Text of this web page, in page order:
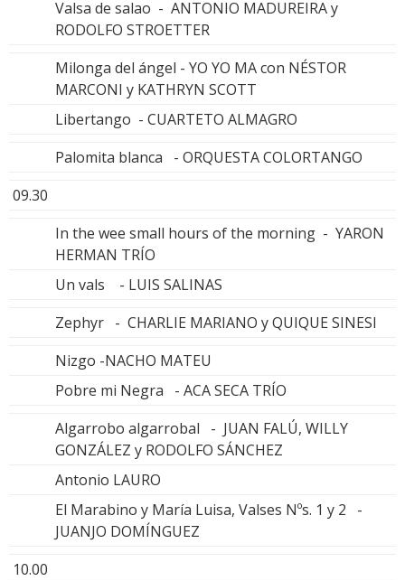
Valsa de salao - ANTONIO MADUREIRA y
RODOLFO STROETTER
Milonga del ángel - YO YO MA con NÉSTOR
MARCONI y KATHRYN SCOTT
Libertango - CUARTETO ALMAGRO
Palomita blanca - ORQUESTA COLORTANGO
09.30
In the wee small hours of the morning - YARON
HERMAN TRÍO
Un vals - LUIS SALINAS
Zephyr - CHARLIE MARIANO y QUIQUE SINESI
Nizgo -NACHO MATEU
Pobre mi Negra - ACA SECA TRÍO
Algarrobo algarrobal - JUAN FALÚ, WILLY
GONZÁLEZ y RODOLFO SÁNCHEZ
Antonio LAURO
El Marabino y María Luisa, Valses Nºs. 1 y 2 -
JUANJO DOMÍNGUEZ
10.00